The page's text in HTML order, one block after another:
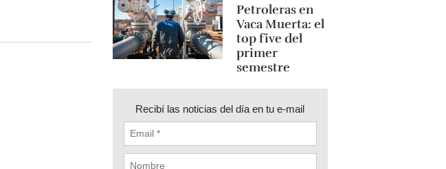
Petroleras en
Vaca Muerta: el
top five del
primer
semestre
Recibí las noticias del día en tu e-mail